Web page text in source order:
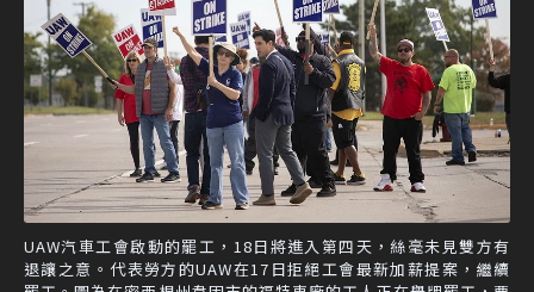
UAW汽車工會啟動的罷工，18日將進入第四天，絲毫未見雙方有
退讓之意。代表勞方的UAW在17日拒絕工會最新加薪提案，繼續